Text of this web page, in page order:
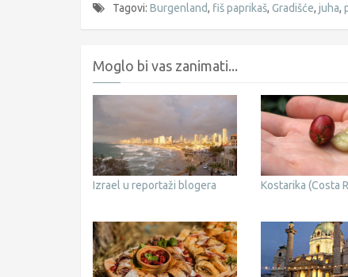
Tagovi: Burgenland, fiš paprikaš, Gradišće, juha,
Moglo bi vas zanimati...
Izrael u reportaži blogera Kostarika (Costa